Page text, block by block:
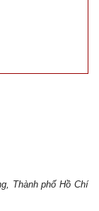
Thành phố Hồ Chí